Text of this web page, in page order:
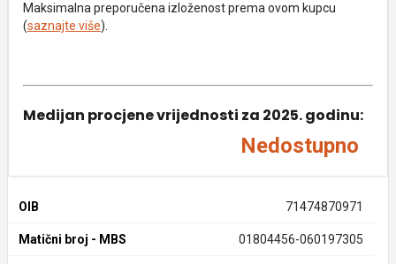
Maksimalna preporučena izloženost prema ovom kupcu
(saznajte više).
Medijan procjene vrijednosti za 2025. godinu:
Nedostupno
OIB 71474870971
Matični broj - MBS 01804456-060197305